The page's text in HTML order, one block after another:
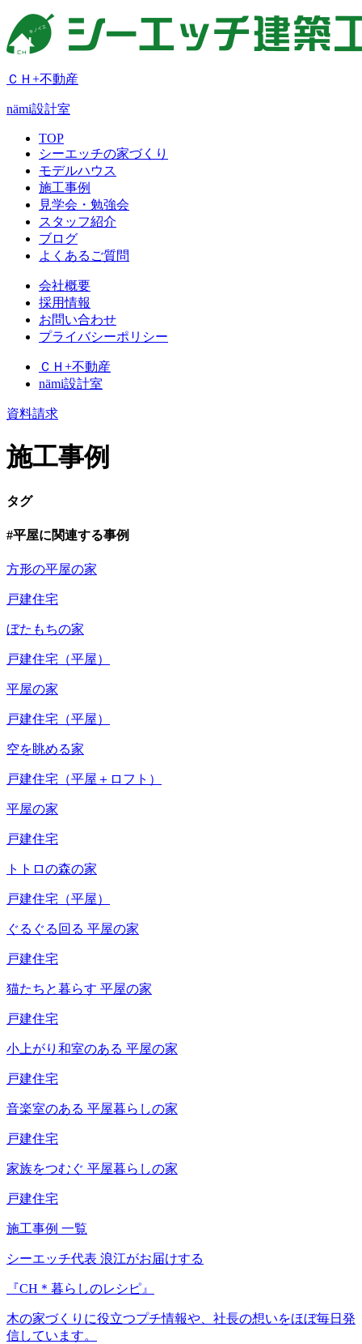
ＣＨ+不動産
nämi設計室
TOP
シーエッチの家づくり
モデルハウス
施工事例
見学会・勉強会
スタッフ紹介
ブログ
よくあるご質問
会社概要
採用情報
お問い合わせ
プライバシーポリシー
ＣＨ+不動産
nämi設計室
資料請求
施工事例
タグ
#平屋に関連する事例
方形の平屋の家
戸建住宅
ぼたもちの家
戸建住宅（平屋）
平屋の家
戸建住宅（平屋）
空を眺める家
戸建住宅（平屋＋ロフト）
平屋の家
戸建住宅
トトロの森の家
戸建住宅（平屋）
ぐるぐる回る 平屋の家
戸建住宅
猫たちと暮らす 平屋の家
戸建住宅
小上がり和室のある 平屋の家
戸建住宅
音楽室のある 平屋暮らしの家
戸建住宅
家族をつむぐ 平屋暮らしの家
戸建住宅
施工事例 一覧
シーエッチ代表 浪江がお届けする
『CH＊暮らしのレシピ』
木の家づくりに役立つプチ情報や、社長の想いをほぼ毎日発
信しています。